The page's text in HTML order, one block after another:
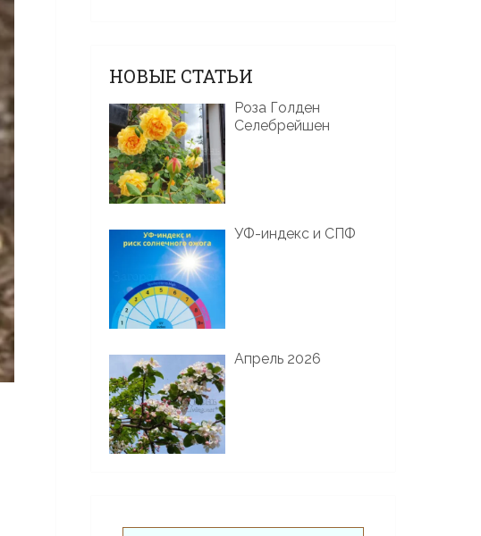
НОВЫЕ СТАТЬИ
Роза Голден
Селебрейшен
УФ-индекс и СПФ
Апрель 2026